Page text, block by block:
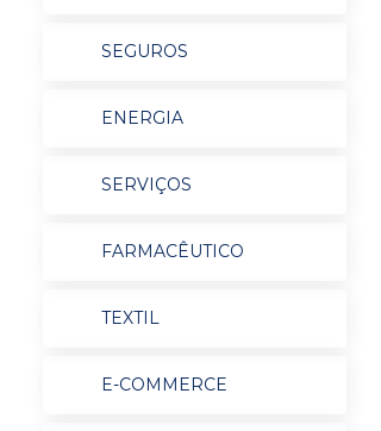
SEGUROS
ENERGIA
SERVIÇOS
FARMACÊUTICO
TEXTIL
E-COMMERCE